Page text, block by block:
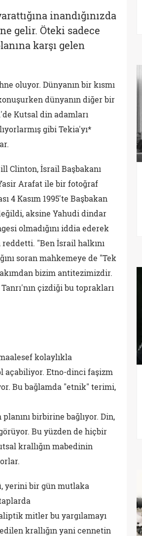
inandığınızda
gelir. Öteki sadece
karşı gelen
oluyor. Dünyanın bir kısmı
dünyanın diğer bir
Kutsal din adamları
gibi Tekia'yı*
Clinton, İsrail Başbakanı
Arafat ile bir fotoğraf
4 Kasım 1995'te Başbakan
aksine Yahudi dindar
olmadığını iddia ederek
"Ben İsrail halkını
soran mahkemeye de "Tek
bizim antitezimizdir.
çizdiği bu toprakları
kolaylıkla
açabiliyor. Etno-dinci faşizm
Bu bağlamda "etnik" terimi,
birbirine bağlıyor. Din,
Bu yüzden de hiçbir
krallığın mabedinin
yerini bir gün mutlaka
mitler bu yargılamayı
krallığın yani cennetin